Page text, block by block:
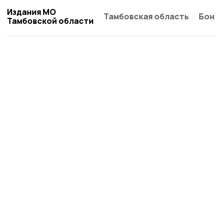
Издания МО
Тамбовской области
Тамбовская область